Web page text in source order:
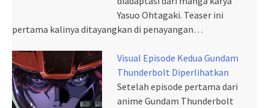
Yasuo Ohtagaki. Teaser ini
pertama kalinya ditayangkan di penayangan…
Visual Episode Kedua Gundam
Thunderbolt Diperlihatkan
Setelah episode pertama dari
anime Gundam Thunderbolt